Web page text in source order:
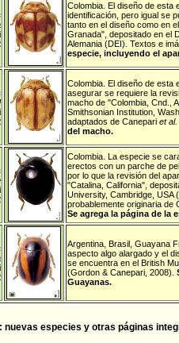
Colombia. El diseño de esta
identificación, pero igual se
tanto en el diseño como en
Granada", depositado en el
Alemania (DEI). Textos e
especie, incluyendo el
Colombia. El diseño de esta
asegurar se requiere la
macho de "Colombia, Cnd.,
Smithsonian Institution,
adaptados de Canepariet al.
del macho.
Colombia. La especie se
erectos con un parche de
por lo que la revisión del
"Catalina, California",
University, Cambridge, USA
probablemente originaria de
Se agrega la página de la
Argentina, Brasil, Guayana
aspecto algo alargado y el
se encuentra en el British
(Gordon & Canepari, 2008).
Guayanas.
nuevas especies y otras páginas